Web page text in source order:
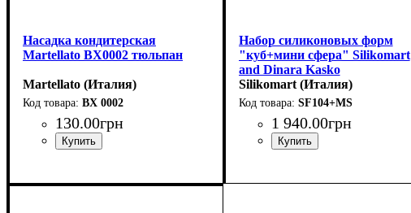
Насадка кондитерская
Martellato BX0002 тюльпан
Martellato (Италия)
BX 0002
130.00грн
Набор силиконовых форм
"куб+мини сфера" Silikomart
and Dinara Kasko
(60x60мм,h60мм,150мл)
Silikomart (Италия)
SF104+MS
1 940.00грн